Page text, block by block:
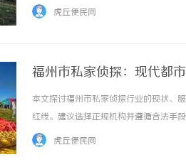
略、用户体验三个维度，系统拆解提升
虎丘便民网
福州市私家侦探：现代都
本文探讨福州市私家侦探行业的现状、
红线。建议选择正规机构并遵循合法手
虎丘便民网